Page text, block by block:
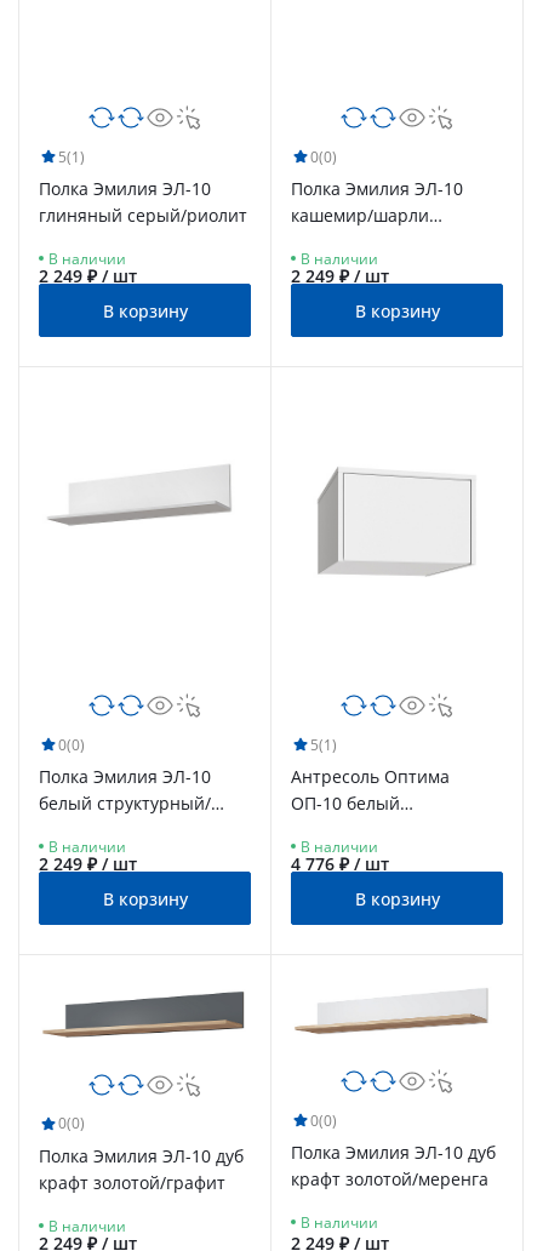
5(1)
Полка Эмилия ЭЛ-10
глиняный серый/риолит
В наличии
2 249 ₽ / шт
В корзину
0(0)
Полка Эмилия ЭЛ-10
кашемир/шарли
В наличии
2 249 ₽ / шт
В корзину
0(0)
Полка Эмилия ЭЛ-10
белый структурный/
В наличии
2 249 ₽ / шт
В корзину
5(1)
Антресоль Оптима
ОП-10 белый
В наличии
4 776 ₽ / шт
В корзину
0(0)
Полка Эмилия ЭЛ-10 дуб
крафт золотой/графит
В наличии
2 249 ₽ / шт
0(0)
Полка Эмилия ЭЛ-10 дуб
крафт золотой/меренга
В наличии
2 249 ₽ / шт